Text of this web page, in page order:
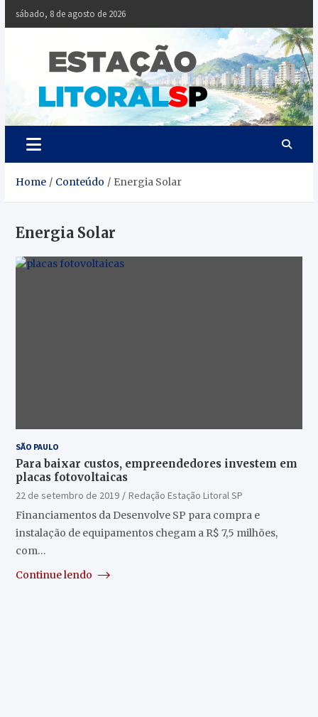
Skip
sábado, 8 de agosto de 2026
Litoral
Notícias da
Baixada Santista
Home Conteúdo Energia Solar
Energia Solar
SÃO PAULO
Para baixar custos, empreendedores investem em
placas fotovoltaicas
22 de setembro de 2019
Redação Estação Litoral SP
Financiamentos da Desenvolve SP para compra e
instalação de equipamentos chegam a R$ 7,5 milhões,
com…
Continue lendo